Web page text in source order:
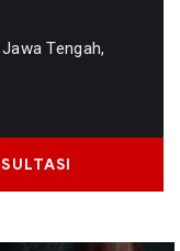
Tengah,